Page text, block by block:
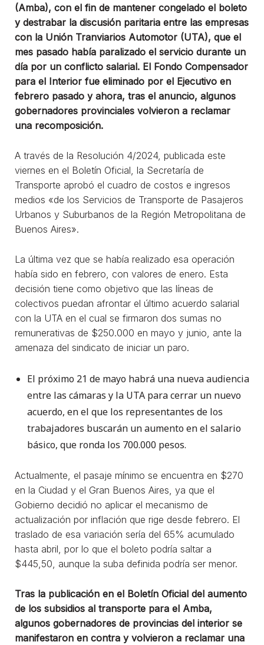
(Amba), con el fin de mantener congelado el boleto
y destrabar la discusión paritaria entre las empresas
con la Unión Tranviarios Automotor (UTA), que el
mes pasado había paralizado el servicio durante un
día por un conflicto salarial. El Fondo Compensador
para el Interior fue eliminado por el Ejecutivo en
febrero pasado y ahora, tras el anuncio, algunos
gobernadores provinciales volvieron a reclamar
una recomposición.
A través de la Resolución 4/2024, publicada este
viernes en el Boletín Oficial, la Secretaría de
Transporte aprobó el cuadro de costos e ingresos
medios «de los Servicios de Transporte de Pasajeros
Urbanos y Suburbanos de la Región Metropolitana de
Buenos Aires».
La última vez que se había realizado esa operación
había sido en febrero, con valores de enero. Esta
decisión tiene como objetivo que las líneas de
colectivos puedan afrontar el último acuerdo salarial
con la UTA en el cual se firmaron dos sumas no
remunerativas de $250.000 en mayo y junio, ante la
amenaza del sindicato de iniciar un paro.
El próximo 21 de mayo habrá una nueva audiencia
entre las cámaras y la UTA para cerrar un nuevo
acuerdo, en el que los representantes de los
trabajadores buscarán un aumento en el salario
básico, que ronda los 700.000 pesos.
Actualmente, el pasaje mínimo se encuentra en $270
en la Ciudad y el Gran Buenos Aires, ya que el
Gobierno decidió no aplicar el mecanismo de
actualización por inflación que rige desde febrero. El
traslado de esa variación sería del 65% acumulado
hasta abril, por lo que el boleto podría saltar a
$445,50, aunque la suba definida podría ser menor.
Tras la publicación en el Boletín Oficial del aumento
de los subsidios al transporte para el Amba,
algunos gobernadores de provincias del interior se
manifestaron en contra y volvieron a reclamar una